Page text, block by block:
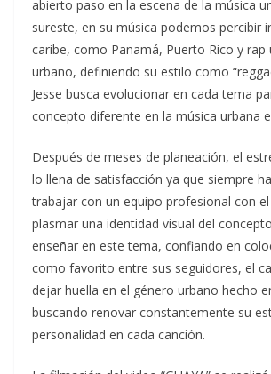
abierto paso en la escena de la música
sureste, en su música podemos percibir
caribe, como Panamá, Puerto Rico y rap
urbano, definiendo su estilo como
Jesse busca evolucionar en cada tema
concepto diferente en la música urbana
Después de meses de planeación, el
lo llena de satisfacción ya que siempre
trabajar con un equipo profesional con
plasmar una identidad visual del
enseñar en este tema, confiando en
como favorito entre sus seguidores, el
dejar huella en el género urbano hecho
buscando renovar constantemente su
personalidad en cada canción.